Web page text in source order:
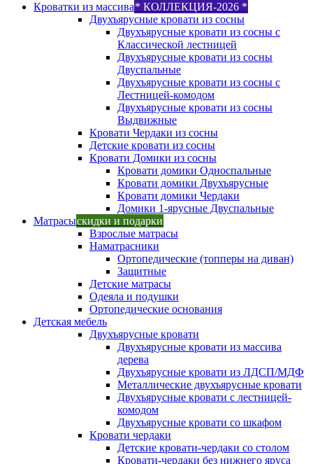
Кроватки из массива* КОЛЛЕКЦИЯ-2026 *
Двухъярусные кровати из сосны
Двухъярусные кровати из сосны с
Классической лестницей
Двухъярусные кровати из сосны
Двуспальные
Двухъярусные кровати из сосны с
Лестницей-комодом
Двухъярусные кровати из сосны
Выдвижные
Кровати Чердаки из сосны
Детские кровати из сосны
Кровати Домики из сосны
Кровати домики Односпальные
Кровати домики Двухъярусные
Кровати домики Чердаки
Домики 1-ярусные Двуспальные
Матрасыскидки и подарки
Взрослые матрасы
Наматрасники
Ортопедические (топперы на диван)
Защитные
Детские матрасы
Одеяла и подушки
Ортопедические основания
Детская мебель
Двухъярусные кровати
Двухъярусные кровати из массива
дерева
Двухъярусные кровати из ЛДСП/МДФ
Металлические двухъярусные кровати
Двухъярусные кровати с лестницей-
комодом
Двухъярусные кровати со шкафом
Кровати чердаки
Детские кровати-чердаки со столом
Кровати-чердаки без нижнего яруса